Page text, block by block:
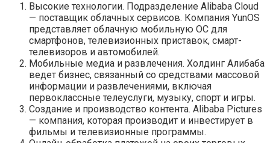
Высокие технологии. Подразделение Alibaba Cloud
— поставщик облачных сервисов. Компания YunOS
представляет облачную мобильную ОС для
смартфонов, телевизионных приставок, смарт-
телевизоров и автомобилей.
Мобильные медиа и развлечения. Холдинг Алибаба
ведет бизнес, связанный со средствами массовой
информации и развлечениями, включая
первоклассные телеуслуги, музыку, спорт и игры.
Создание и производство контента. Alibaba Pictures
— компания, которая производит и инвестирует в
фильмы и телевизионные программы.